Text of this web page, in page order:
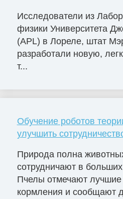
Исследователи из
физики Университета
(APL) в Лореле, штат
разработали новую,
т...
Обучение роботов
улучшить
Природа полна
сотрудничают в
Пчелы отмечают
кормления и сообщают